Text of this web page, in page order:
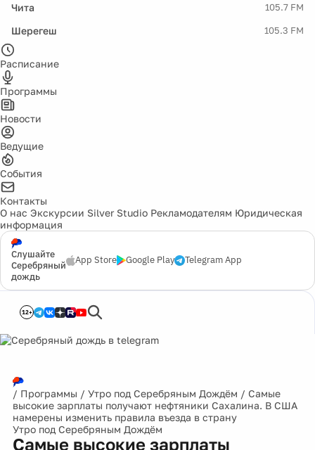
Чита 105.7 FM
Шерегеш 105.3 FM
Расписание
Программы
Новости
Ведущие
События
Контакты
О нас Экскурсии Silver Studio Рекламодателям Юридическая
информация
Слушайте
Серебряный
дождь
App Store Google Play Telegram App
12+
/ Программы / Утро под Серебряным Дождём / Самые
высокие зарплаты получают нефтяники Сахалина. В США
намерены изменить правила въезда в страну
Утро под Серебряным Дождём
Самые высокие зарплаты